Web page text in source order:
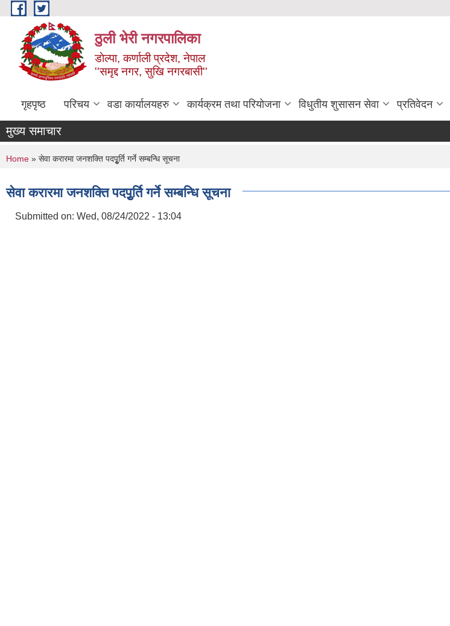
Skip to main content
ठुली भेरी नगरपालिका
डाेल्पा, कर्णाली प्रदेश, नेपाल
''समृद्द नगर, सुखि नगरबासी''
गृहपृष्ठ परिचय वडा कार्यालयहरु कार्यक्रम तथा परियोजना विधुतीय शुसासन सेवा प्रतिवेदन
मुख्य समाचार
You are here
Home » सेवा करारमा जनशक्ति पदपुृृर्ति गर्ने सम्बन्धि सूचना
सेवा करारमा जनशक्ति पदपुृृर्ति गर्ने सम्बन्धि सूचना
Submitted on: Wed, 08/24/2022 - 13:04